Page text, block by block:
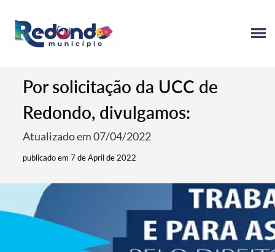
Por solicitação da UCC de
Redondo, divulgamos:
Atualizado em 07/04/2022
publicado em 7 de April de 2022